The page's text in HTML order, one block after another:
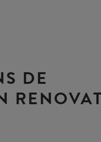
DE
RENOVAT